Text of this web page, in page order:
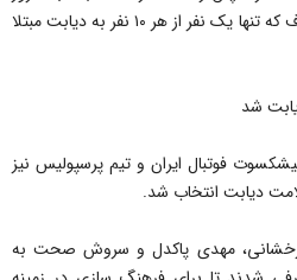
کاهش دهیم می توانیم به این هدف که تنها یک نفر از هر ۱۰ نفر به دیابت مبتلا
شد
فوتبال ایران و تیم پرسپولیس نیز
دیابت انتخاب شد.
مهدی پاکدل و سروش صحت به